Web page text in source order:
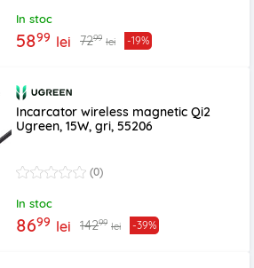
In stoc
5899 lei 7299 lei -19%
Incarcator wireless magnetic Qi2
Ugreen, 15W, gri, 55206
(0)
In stoc
8699 lei 14299 lei -39%